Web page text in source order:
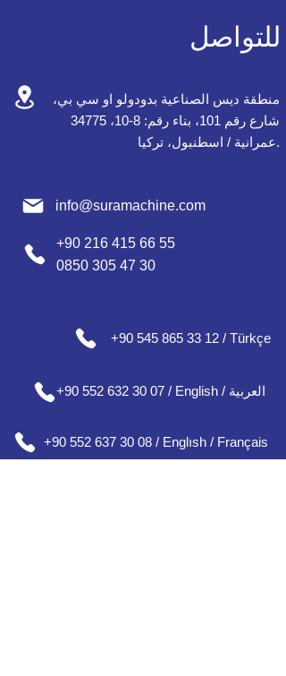
للتواصل
منطقة ديس الصناعية بدودولو او سي بي،
شارع رقم 101، بناء رقم: 8-10، 34775
عمرانية / اسطنبول، تركيا.
info@suramachine.com
+90 216 415 66 55
0850 305 47 30
+90 545 865 33 12 / Türkçe
+90 552 637 30 08 / Englısh / Français